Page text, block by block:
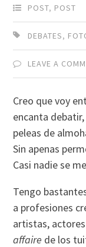
POST, POST
DEBATES,
LEAVE A
Creo que voy
encanta
peleas de
Sin apenas
Casi nadie se
Tengo
a profesiones
artistas,
affaire de los